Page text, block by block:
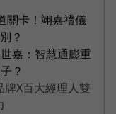
關卡！翊嘉禮儀
？
嘉：智慧通膨重
？
X百大經理人雙